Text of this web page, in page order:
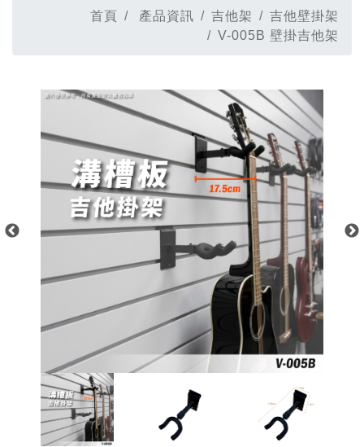
首頁 產品資訊 吉他架
吉他壁掛架
V-005B 壁掛吉他架